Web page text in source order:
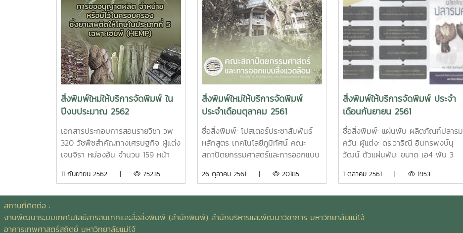
สิ่งพิมพ์ใหม่ให้บริการจัดพิมพ์ ใน
ปีงบประมาณ 2562
เอกสารประกอบการสอนรายวิชา วพ
320 วัชพืชสำคัญทางเศรษฐกิจ ผู้แต่ง
เจนจิรา หม่องอ้น จำนวน 159 หน้า
แกรม พิมพ์ 4 สี เคลือบเงา เนื้อใน
เทคโนโลยีและระบบพลังงานทดแทน
ด้านความร้อน ผู้แต่ง นัฐพร ไชยญาติ
11 กันยายน 2562 | 75235
สิ่งพิมพ์ใหม่ให้บริการจัดพิมพ์
ประจำเดือนตุลาคม 2561
ชื่อสิ่งพิมพ์: โปสเตอร์ประชาสัมพันธ์
หลักสูตร เทคโนโลยีภูมิทัศน์ คณะ
สถาปัตยกรรมศาสตร์และการออกแบบ
คณะสถาปัตยกรรมศาสตร์และการ
กระดาษอาร์ตมัน 120 แกรม พิมพ์ 4
26 ตุลาคม 2561 | 20185
สิ่งพิมพ์ให้บริการจัดพิมพ์ ประจำ
เดือนกันยายน 2561
ชื่อสิ่งพิมพ์: แผ่นพับ ผลิตภัณฑ์ปลารม
ควัน ผู้แต่ง: ดร.วาธิณี อินทรพงษ์นุ
วัฒน์ ตัวแผ่นพับ: ขนาด เอ4 พับ 3
การตรวจลงตราและข้อปฏิบัติ การอยู่
ที่มาศึกษา แลกเปลี่ยน หรือปฏิบัติงาน
1 ตุลาคม 2561 | 1953
สถานที่ติดต่อ :
งานพัฒนาระบบเทคโนโลยีสารสนเทศและสื่อสิ่งพิมพ์ (สำนักพิมพ์) สำนักบริหารและพัฒนาวิชาการ มหาวิทยาลัยแม่โจ้
อาคารเทพศาสตร์สถิตย์ มหาวิทยาลัยแม่โจ้